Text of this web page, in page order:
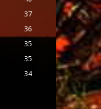
37
36
35
35
34